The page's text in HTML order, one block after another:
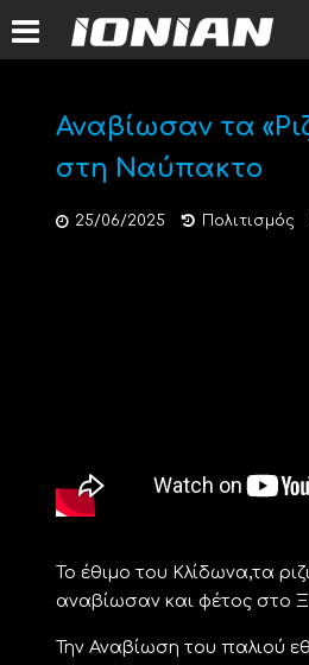
Αναβίωσαν τα
στη Ναύπακτο
25/06/2025 Πολιτισμός
Το έθιμο του Κλίδωνα,τα
αναβίωσαν και φέτος στο
Την Αναβίωση του παλιού